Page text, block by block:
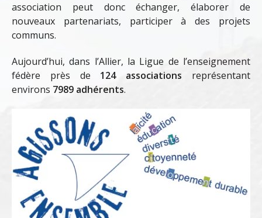
association peut donc échanger, élaborer de
nouveaux partenariats, participer à des projets
communs.
Aujourd’hui, dans l’Allier, la Ligue de l’enseignement
fédère près de 124 associations représentant
environs 7989 adhérents.